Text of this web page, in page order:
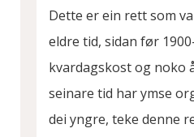
Dette er ein rett som
eldre tid, sidan før
kvardagskost og noko
seinare tid har ymse
dei yngre, teke denne